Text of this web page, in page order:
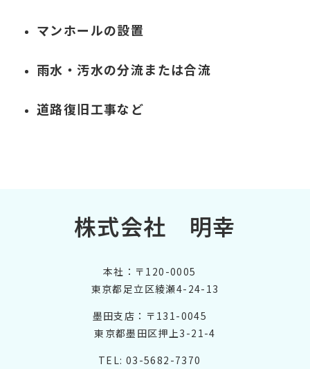
マンホールの設置
雨水・汚水の分流または合流
道路復旧工事など
株式会社 明幸
本社：〒120-0005
東京都足立区綾瀬4-24-13
墨田支店：〒131-0045
東京都墨田区押上3-21-4
TEL: 03-5682-7370